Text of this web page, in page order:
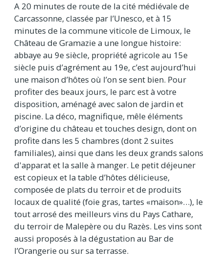
A 20 minutes de route de la cité médiévale de
Carcassonne, classée par l’Unesco, et à 15
minutes de la commune viticole de Limoux, le
Château de Gramazie a une longue histoire:
abbaye au 9e siècle, propriété agricole au 15e
siècle puis d’agrément au 19e, c’est aujourd’hui
une maison d’hôtes où l’on se sent bien. Pour
profiter des beaux jours, le parc est à votre
disposition, aménagé avec salon de jardin et
piscine. La déco, magnifique, mêle éléments
d’origine du château et touches design, dont on
profite dans les 5 chambres (dont 2 suites
familiales), ainsi que dans les deux grands salons
d'apparat et la salle à manger. Le petit déjeuner
est copieux et la table d’hôtes délicieuse,
composée de plats du terroir et de produits
locaux de qualité (foie gras, tartes «maison»…), le
tout arrosé des meilleurs vins du Pays Cathare,
du terroir de Malepère ou du Razès. Les vins sont
aussi proposés à la dégustation au Bar de
l’Orangerie ou sur sa terrasse.